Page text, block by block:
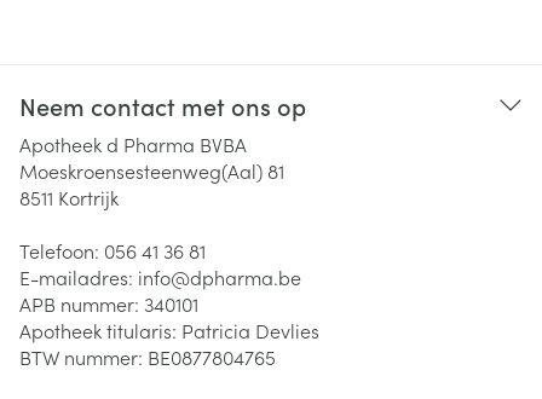
Neem contact met ons op
Apotheek d Pharma BVBA
Moeskroensesteenweg(Aal) 81
8511 Kortrijk
Telefoon: 056 41 36 81
E-mailadres: info@dpharma.be
APB nummer: 340101
Apotheek titularis: Patricia Devlies
BTW nummer: BE0877804765